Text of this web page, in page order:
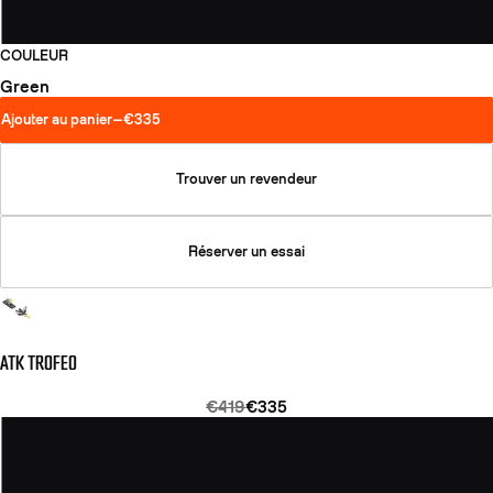
COULEUR
Green
Ajouter au panier—€335
Trouver un revendeur
Réserver un essai
ATK TROFEO
€419€335